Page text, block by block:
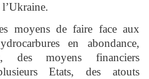
l’Ukraine.
moyens de faire face aux
en abondance,
des moyens financiers
Etats, des atouts